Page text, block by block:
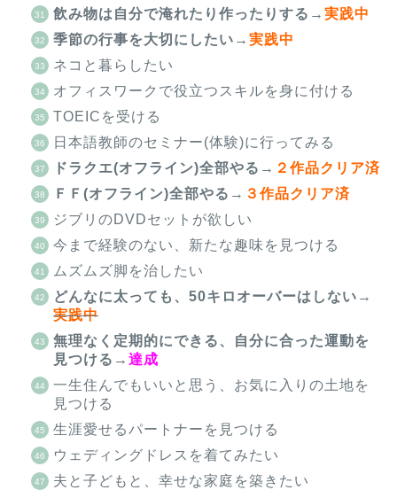
飲み物は自分で淹れたり作ったりする→ 実践中
季節の行事を大切にしたい → 実践中
ネコと暮らしたい
オフィスワークで役立つスキルを身に付ける
TOEICを受ける
日本語教師のセミナー(体験)に行ってみる
ドラクエ(オフライン)全部やる → ２作品クリア済
ＦＦ(オフライン)全部やる → ３作品クリア済
ジブリのDVDセットが欲しい
今まで経験のない、新たな趣味を見つける
ムズムズ脚を治したい
どんなに太っても、50キロオーバーはしない →
実践中
無理なく定期的にできる、自分に合った運動を
見つける→ 達成
一生住んでもいいと思う、お気に入りの土地を
見つける
生涯愛せるパートナーを見つける
ウェディングドレスを着てみたい
夫と子どもと、幸せな家庭を築きたい